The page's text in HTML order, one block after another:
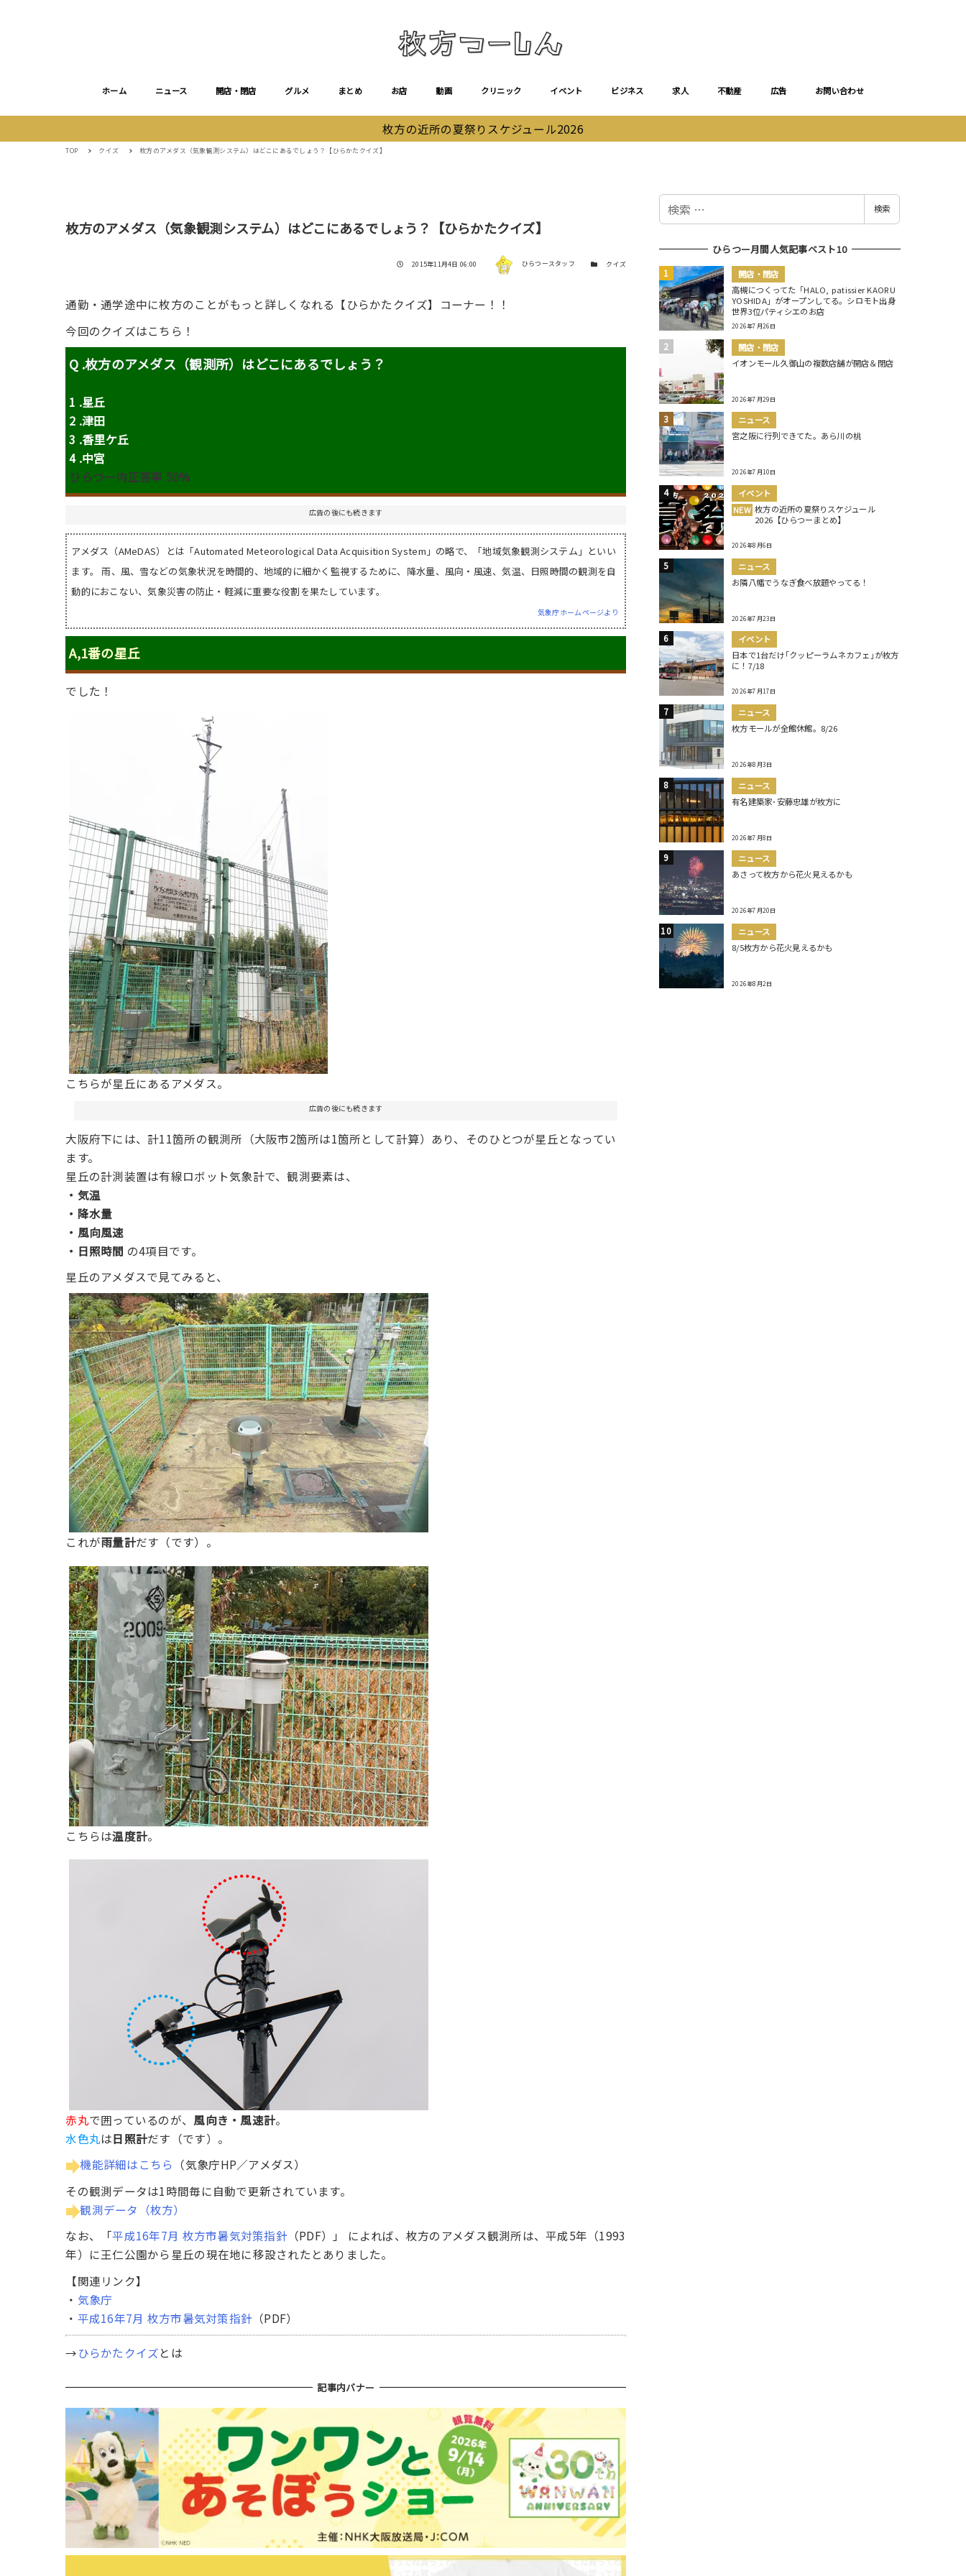
ホーム ニュース 開店・閉店 グルメ まとめ お店 動画 クリニック イベント ビジネス 求人 不動産 広告 お問い合わせ
枚方の近所の夏祭りスケジュール2026
TOP クイズ 枚方のアメダス（気象観測システム）はどこにあるでしょう？【ひらかたクイズ】
枚方のアメダス（気象観測システム）はどこにあるでしょう？【ひらかたクイズ】
投稿日
2015年11月4日 06:00 著者 ひらつースタッフ カテゴリー
クイズ
通勤・通学途中に枚方のことがもっと詳しくなれる【ひらかたクイズ】コーナー！！
今回のクイズはこちら！
Q .枚方のアメダス（観測所）はどこにあるでしょう？
1 .星丘
2 .津田
3 .香里ケ丘
4 .中宮
ひらつー内正答率 50%
広告の後にも続きます
アメダス（AMeDAS）とは「Automated Meteorological Data Acquisition System」の略で、「地域気象観測システム」といい
ます。 雨、風、雪などの気象状況を時間的、地域的に細かく監視するために、降水量、風向・風速、気温、日照時間の観測を自
動的におこない、気象災害の防止・軽減に重要な役割を果たしています。
気象庁ホームページより
A,1番の星丘
でした！
こちらが星丘にあるアメダス。
広告の後にも続きます
大阪府下には、計11箇所の観測所（大阪市2箇所は1箇所として計算）あり、そのひとつが星丘となってい
ます。
星丘の計測装置は有線ロボット気象計で、観測要素は、
・気温
・降水量
・風向風速
・日照時間 の4項目です。
星丘のアメダスで見てみると、
これが雨量計だす（です）。
こちらは温度計。
赤丸で囲っているのが、 風向き・風速計。
水色丸は日照計だす（です）。
機能詳細はこちら
（気象庁HP／アメダス）
その観測データは1時間毎に自動で更新されています。
観測データ（枚方）
なお、「平成16年7月 枚方市暑気対策指針（PDF）」 によれば、枚方のアメダス観測所は、平成5年（1993
年）に王仁公園から星丘の現在地に移設されたとありました。
【関連リンク】
・ 気象庁
・ 平成16年7月 枚方市暑気対策指針 （PDF）
→ひらかたクイズとは
記事内バナー
検
検索
ひらつー月間人気記事ベスト10
開店・閉店
高槻につくってた「HALO, patissier KAORU
YOSHIDA」がオープンしてる。シロモト出身
世界3位パティシエのお店
2026年7月26日
開店・閉店
イオンモール久御山の複数店舗が開店＆閉店
2026年7月29日
ニュース
宮之阪に行列できてた。あら川の桃
2026年7月10日
イベント
NEW 枚方の近所の夏祭りスケジュール
2026【ひらつーまとめ】
2026年8月6日
ニュース
お隣八幡でうなぎ食べ放題やってる！
2026年7月23日
イベント
日本で1台だけ｢クッピーラムネカフェ｣が枚方
に！7/18
2026年7月17日
ニュース
枚方モールが全館休館。8/26
2026年8月3日
ニュース
有名建築家･安藤忠雄が枚方に
2026年7月8日
ニュース
あさって枚方から花火見えるかも
2026年7月20日
ニュース
8/5枚方から花火見えるかも
2026年8月2日